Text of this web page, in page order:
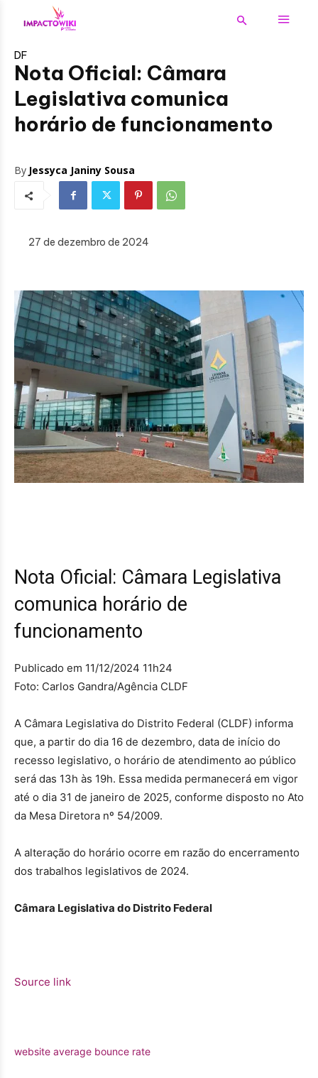
DF
Nota Oficial: Câmara
Legislativa comunica
horário de funcionamento
By Jessyca Janiny Sousa
27 de dezembro de 2024
Nota Oficial: Câmara Legislativa
comunica horário de
funcionamento
Publicado em 11/12/2024 11h24
Foto: Carlos Gandra/Agência CLDF
A Câmara Legislativa do Distrito Federal (CLDF) informa
que, a partir do dia 16 de dezembro, data de início do
recesso legislativo, o horário de atendimento ao público
será das 13h às 19h. Essa medida permanecerá em vigor
até o dia 31 de janeiro de 2025, conforme disposto no Ato
da Mesa Diretora nº 54/2009.
A alteração do horário ocorre em razão do encerramento
dos trabalhos legislativos de 2024.
Câmara Legislativa do Distrito Federal
Source link
website average bounce rate